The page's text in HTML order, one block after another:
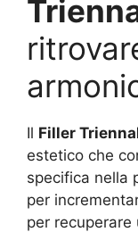
Il Filler
estetico che
specifica nella
per
per